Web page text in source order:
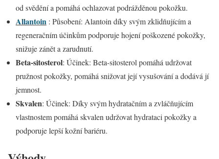
od svědění a pomáhá ochlazovat podrážděnou pokožku.
Allantoin : Působení: Alantoin díky svým zklidňujícím a
regeneračním účinkům podporuje hojení poškozené pokožky,
snižuje zánět a zarudnutí.
Beta-sitosterol: Účinek: Beta-sitosterol pomáhá udržovat
pružnost pokožky, pomáhá snižovat její vysušování a dodává jí
jemnost.
Skvalen: Účinek: Díky svým hydratačním a zvláčňujícím
vlastnostem pomáhá skvalen udržovat hydrataci pokožky a
podporuje lepší kožní bariéru.